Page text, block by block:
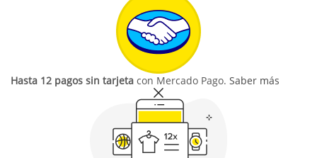
Hasta 12 pagos sin tarjeta con Mercado Pago. Saber más